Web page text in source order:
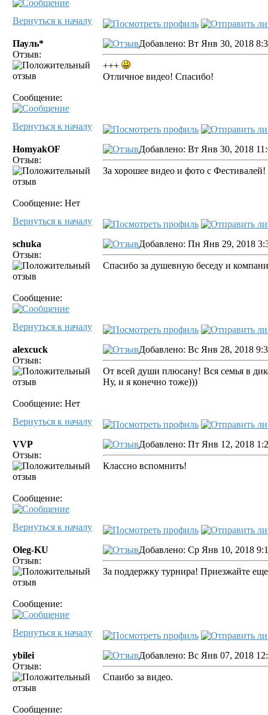
Вернуться к началу
Пауль*
Отзыв:
Сообщение:
Добавлено: Вт Янв 30, 2018
+++
Отличное видео! Спасибо!
Вернуться к началу
HomyakOF
Отзыв:
Сообщение: Нет
Добавлено: Вт Янв 30, 2018
За хорошее видео и фото с Фестивалей!
Вернуться к началу
schuka
Отзыв:
Сообщение:
Добавлено: Пн Янв 29, 2018
Спасибо за душевную беседу и
Вернуться к началу
alexcuck
Отзыв:
Сообщение: Нет
Добавлено: Вс Янв 28, 2018
От всей души плюсану! Вся семья в
Ну, и я конечно тоже)))
Вернуться к началу
VVP
Отзыв:
Сообщение:
Добавлено: Пт Янв 12, 2018
Классно вспомнить!
Вернуться к началу
Oleg-KU
Отзыв:
Сообщение:
Добавлено: Ср Янв 10, 2018
За поддержку турнира! Приезжайте
Вернуться к началу
ybilei
Отзыв:
Сообщение:
Добавлено: Вс Янв 07, 2018
Спаибо за видео.